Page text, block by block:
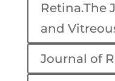
Retina.The
and
Journal of